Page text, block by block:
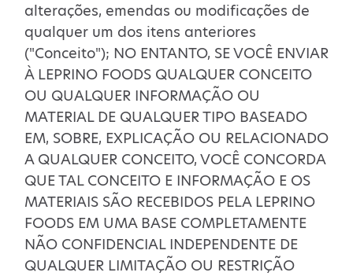
alterações, emendas ou modificações de
qualquer um dos itens anteriores
("Conceito"); NO ENTANTO, SE VOCÊ ENVIAR
À LEPRINO FOODS QUALQUER CONCEITO
OU QUALQUER INFORMAÇÃO OU
MATERIAL DE QUALQUER TIPO BASEADO
EM, SOBRE, EXPLICAÇÃO OU RELACIONADO
A QUALQUER CONCEITO, VOCÊ CONCORDA
QUE TAL CONCEITO E INFORMAÇÃO E OS
MATERIAIS SÃO RECEBIDOS PELA LEPRINO
FOODS EM UMA BASE COMPLETAMENTE
NÃO CONFIDENCIAL INDEPENDENTE DE
QUALQUER LIMITAÇÃO OU RESTRIÇÃO